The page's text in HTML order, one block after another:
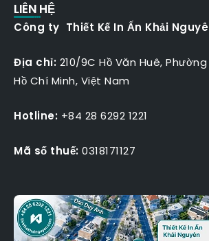
LIÊN HỆ
Công ty Thiết Kế In Ấn Khải
Địa chỉ: 210/9C Hồ Văn Huê,
Hồ Chí Minh, Việt Nam
Hotline: +84 28 6292 1221
Mã số thuế: 0318171127